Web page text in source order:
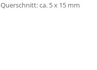
Querschnitt: ca. 5 x 15 mm